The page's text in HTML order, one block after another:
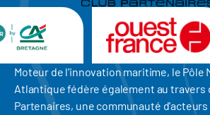
Moteur de l'innovation maritime, le Pôle
Atlantique fédère également au travers
Partenaires, une communauté